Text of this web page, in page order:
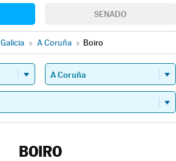
SENADO
Galicia » A Coruña » Boiro
BOIRO